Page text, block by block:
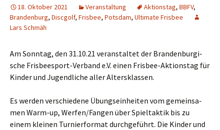
18. Oktober 2021 Veranstaltung Aktionstag, BBFV,
Brandenburg, Discgolf, Frisbee, Potsdam, Ultimate Frisbee
Lars Schmäh
Am Sonn­tag, den 31.10.21 ver­an­stal­tet der Bran­den­bur­gi­
sche Fris­bee­s­port-Ver­band e.V. einen Fris­bee-Akti­ons­tag für
Kin­der und Jugend­li­che aller Altersklassen.
Es wer­den ver­schie­de­ne Übungs­ein­hei­ten vom gemein­sa­
men Warm-up, Werfen/Fangen über Spiel­tak­tik bis zu
einem klei­nen Tur­nier­for­mat durch­ge­führt. Die Kin­der und